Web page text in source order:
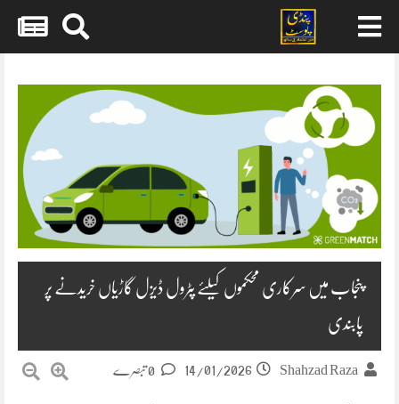
content
پنجاب میں سرکاری محکموں کیلئے پٹرول ڈیزل گاڑیاں خریدنے پر
پابندی
Shahzad Raza
14/01/2026